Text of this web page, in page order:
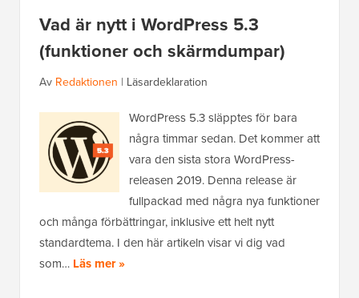
Vad är nytt i WordPress 5.3
(funktioner och skärmdumpar)
Av Redaktionen | Läsardeklaration
WordPress 5.3 släpptes för bara
några timmar sedan. Det kommer att
vara den sista stora WordPress-
releasen 2019. Denna release är
fullpackad med några nya funktioner
och många förbättringar, inklusive ett helt nytt
standardtema. I den här artikeln visar vi dig vad
som… Läs mer »